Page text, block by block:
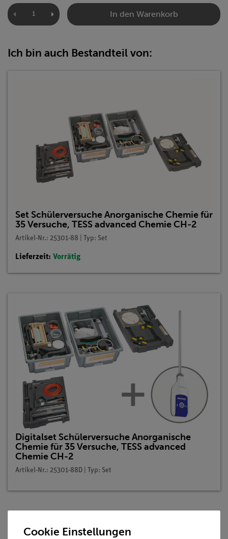
In den Warenkorb
Ich bin auch Bestandteil von:
Set Schülerversuche Anorganische Chemie für
35 Versuche, TESS advanced Chemie CH-2
Artikel-Nr.: 25301-88 | Typ: Set
Lieferzeit: Vorrätig
Digitalset Schülerversuche Anorganische
Chemie für 35 Versuche, TESS advanced
Chemie CH-2
Artikel-Nr.: 25301-88D | Typ: Set
Beschreibung
Cookie Einstellungen